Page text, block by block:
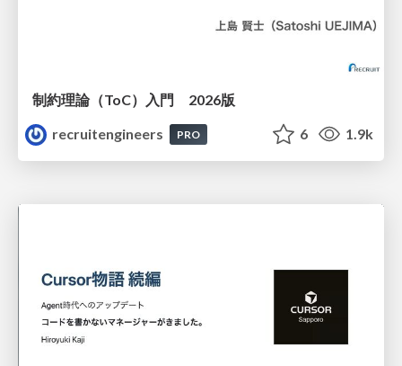
制約理論（ToC）入門 2026版
recruitengineers
PRO 6 1.9k